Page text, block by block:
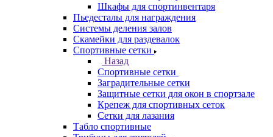
Шкафы для спортинвентаря
Пьедесталы для награждения
Системы деления залов
Скамейки для раздевалок
Спортивные сетки
Назад
Спортивные сетки
Заградительные сетки
Защитные сетки для окон в спортзале
Крепеж для спортивных сеток
Сетки для лазания
Табло спортивные